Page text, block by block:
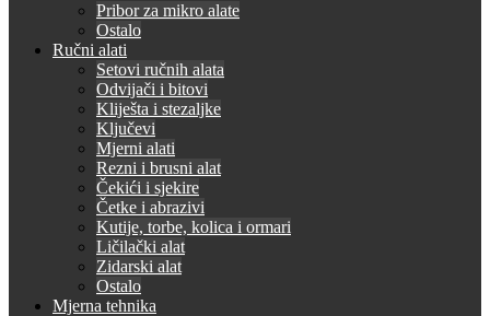
Pribor za mikro alate
Ostalo
Ručni alati
Setovi ručnih alata
Odvijači i bitovi
Kliješta i stezaljke
Ključevi
Mjerni alati
Rezni i brusni alat
Čekići i sjekire
Četke i abrazivi
Kutije, torbe, kolica i ormari
Ličilački alat
Zidarski alat
Ostalo
Mjerna tehnika